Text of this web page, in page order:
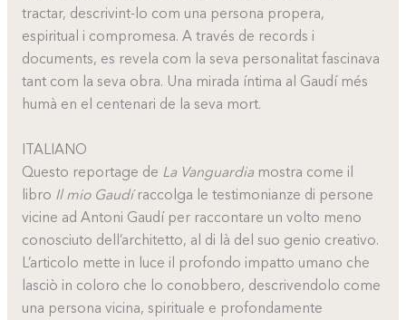
tractar, descrivint-lo com una persona propera,
espiritual i compromesa. A través de records i
documents, es revela com la seva personalitat fascinava
tant com la seva obra. Una mirada íntima al Gaudí més
humà en el centenari de la seva mort.
ITALIANO
Questo reportage de La Vanguardiamostra come il
libro Il mio Gaudíraccolga le testimonianze di persone
vicine ad Antoni Gaudí per raccontare un volto meno
conosciuto dell’architetto, al di là del suo genio creativo.
L’articolo mette in luce il profondo impatto umano che
lasciò in coloro che lo conobbero, descrivendolo come
una persona vicina, spirituale e profondamente